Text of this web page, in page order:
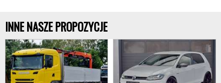
INNE NASZE PROPOZYCJE